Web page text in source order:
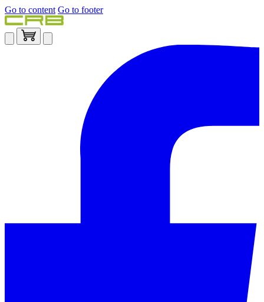
Go to content Go to footer